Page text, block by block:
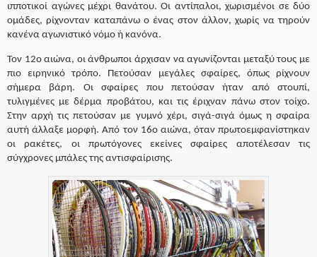
ιπποτικοί αγώνες μέχρι θανάτου. Οι αντίπαλοι, χωρισμένοι σε δύο
ομάδες, ρίχνονταν καταπάνω ο ένας στον άλλον, χωρίς να τηρούν
κανένα αγωνιστικό νόμο ή κανόνα.
Τον 12ο αιώνα, οι άνθρωποι άρχισαν να αγωνίζονται μεταξύ τους με
πιο ειρηνικό τρόπο. Πετούσαν μεγάλες σφαίρες, όπως ρίχνουν
σήμερα βάρη. Οι σφαίρες που πετούσαν ήταν από στουπί,
τυλιγμένες με δέρμα προβάτου, και τις έριχναν πάνω στον τοίχο.
Στην αρχή τις πετούσαν με γυμνό χέρι, σιγά-σιγά όμως η σφαίρα
αυτή άλλαξε μορφή. Από τον 16ο αιώνα, όταν πρωτοεμφανίστηκαν
οι ρακέτες, οι πρωτόγονες εκείνες σφαίρες αποτέλεσαν τις
σύγχρονες μπάλες της αντισφαίρισης.